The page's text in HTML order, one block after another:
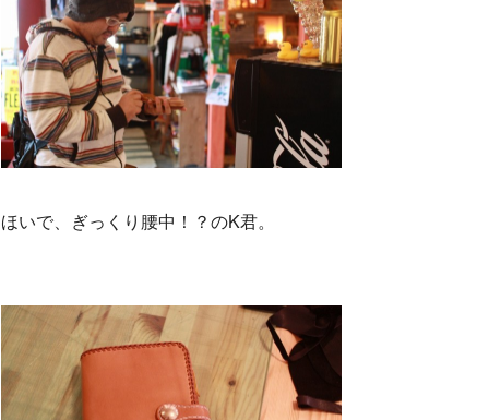
ほいで、ぎっくり腰中！？のK君。